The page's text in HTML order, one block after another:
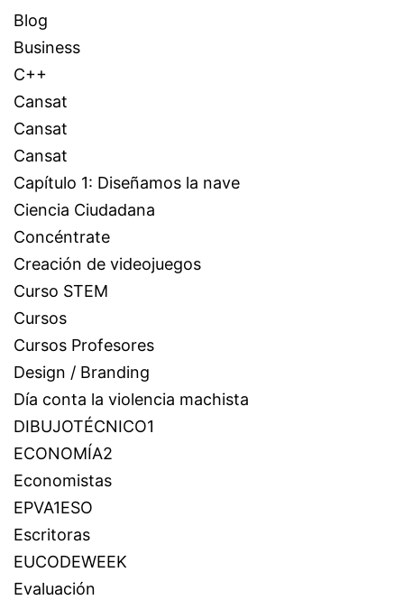
Blog
Business
C++
Cansat
Cansat
Cansat
Capítulo 1: Diseñamos la nave
Ciencia Ciudadana
Concéntrate
Creación de videojuegos
Curso STEM
Cursos
Cursos Profesores
Design / Branding
Día conta la violencia machista
DIBUJOTÉCNICO1
ECONOMÍA2
Economistas
EPVA1ESO
Escritoras
EUCODEWEEK
Evaluación